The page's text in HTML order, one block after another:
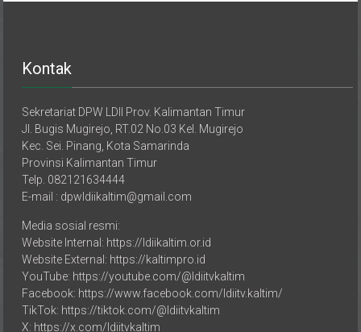
Kontak
Sekretariat DPW LDII Prov. Kalimantan Timur
Jl. Bugis Mugirejo, RT.02 No.03 Kel. Mugirejo
Kec. Sei. Pinang, Kota Samarinda
Provinsi Kalimantan Timur
Telp. 082121634444
E-mail : dpwldiikaltim@gmail.com
Media sosial resmi:
Website Internal: https://ldiikaltim.or.id
Website External: https://kaltimpro.id
YouTube: https://youtube.com/@ldiitvkaltim
Facebook: https://www.facebook.com/ldiitv.kaltim/
TikTok: https://tiktok.com/@ldiitvkaltim
X: https://x.com/ldiitvkaltim